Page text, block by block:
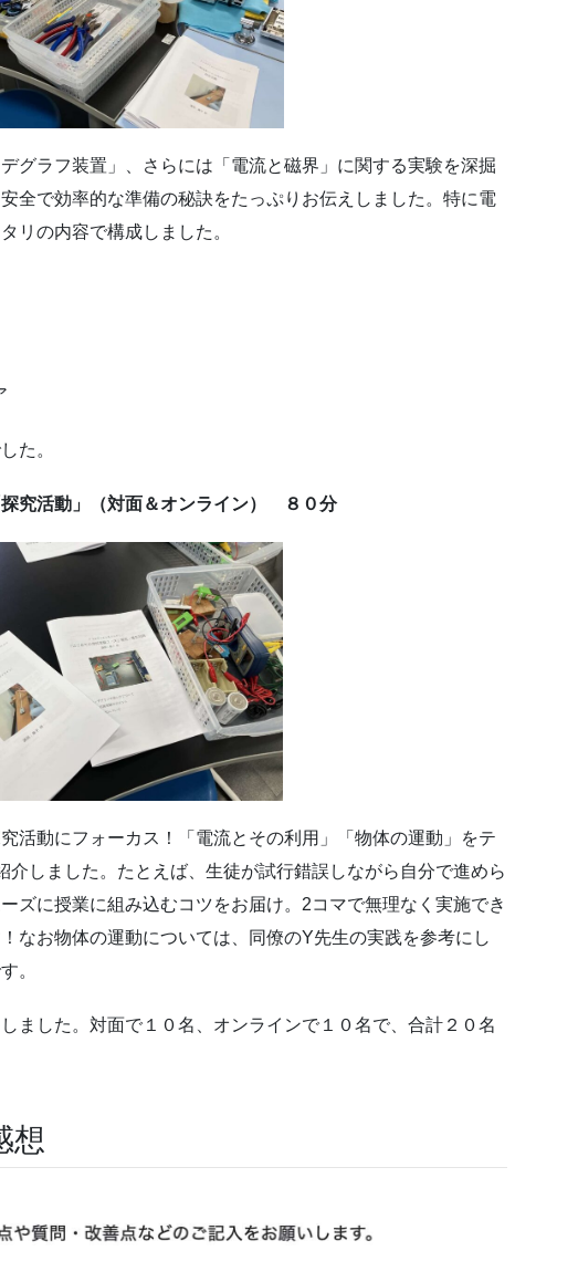
デグラフ装置」、さらには「電流と磁界」に関する実験を深掘
全で効率的な準備の秘訣をたっぷりお伝えしました。特に電
リの内容で構成しました。
た。
究活動」（対面＆オンライン） ８０分
活動にフォーカス！
「電流とその利用」「物体の運動」をテ
しました。 たとえば、生徒が試行錯誤しながら自分で進めら
ズに授業に組み込むコツをお届け。2コマで無理なく実施でき
なお物体の運動については、同僚のY先生の実践を参考にし
。
ました。対面で１０名、オンラインで１０名で、合計２０名
想